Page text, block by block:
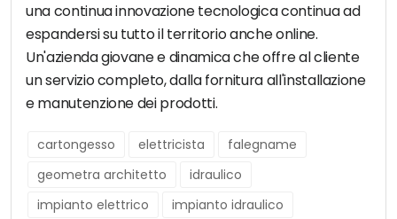
una continua innovazione tecnologica continua ad
espandersi su tutto il territorio anche online.
Un'azienda giovane e dinamica che offre al cliente
un servizio completo, dalla fornitura all'installazione
e manutenzione dei prodotti.
cartongesso elettricista
falegname
geometra architetto
idraulico
impianto elettrico
impianto idraulico